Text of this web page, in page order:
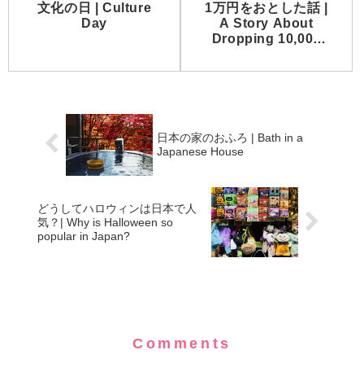
文化の日 | Culture
Day
1万円をおとした話 |
A Story About
Dropping 10,000
日本の家のおふろ | Bath in a
Japanese House
どうしてハロウィンは日本で人
気？| Why is Halloween so
popular in Japan?
Comments